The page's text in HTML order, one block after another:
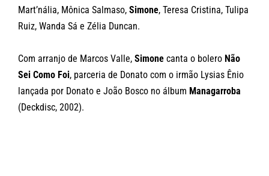
Mart’nália, Mônica Salmaso, Simone, Teresa Cristina, Tulipa
Ruiz, Wanda Sá e Zélia Duncan.
Com arranjo de Marcos Valle, Simone canta o bolero Não
Sei Como Foi, parceria de Donato com o irmão Lysias Ênio
lançada por Donato e João Bosco no álbum Managarroba
(Deckdisc, 2002).